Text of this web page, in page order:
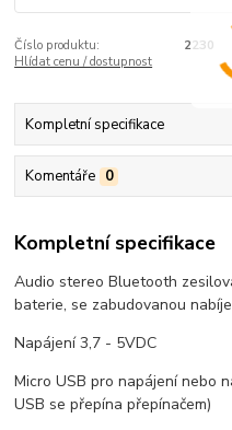
Číslo produktu:
2230
Hlídat cenu / dostupnost
Kompletní specifikace
Komentáře 0
Kompletní specifikace
Audio stereo Bluetooth
baterie, se zabudovanou
Napájení 3,7 - 5VDC
Micro USB pro napájení nebo
USB se přepína přepínačem)